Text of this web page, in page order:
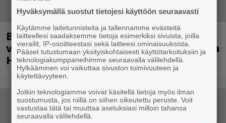
Blind Channel palaa puolentoista
vuoden tauolta – uusi levy ja jättikeikka
Helsingissä tulossa
Hyväksymällä suostut tietojesi käyttöön seuraavasti
Käytämme laitetunnisteita ja tallennamme evästeitä
laitteellesi saadaksemme tietoja esimerkiksi sivuista, joilla
vierailit, IP-osoitteestasi sekä laitteesi ominaisuuksista.
Pääset tutustumaan yksityiskohtaisesti käyttötarkoituksiin ja
teknologiakumppaneihimme seuraavalla välilehdellä.
Hylkääminen voi vaikuttaa sivuston toimivuuteen ja
käytettävyyteen.
Jotkin teknologiamme voivat käsitellä tietoja myös ilman
suostumusta, jos niillä on siihen oikeutettu peruste. Voit
vastustaa tätä tai muuttaa asetuksiasi milloin tahansa
seuraavalla välilehdellä.